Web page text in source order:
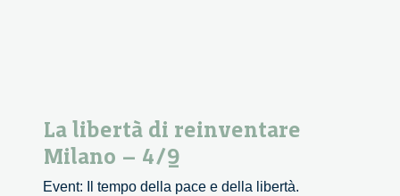
La libertà di reinventare
Milano – 4/9
Event: Il tempo della pace e della libertà.